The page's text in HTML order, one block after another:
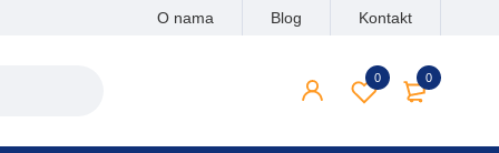
O nama Blog Kontakt
0
0